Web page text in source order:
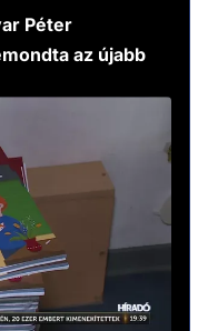
Péter
az újabb